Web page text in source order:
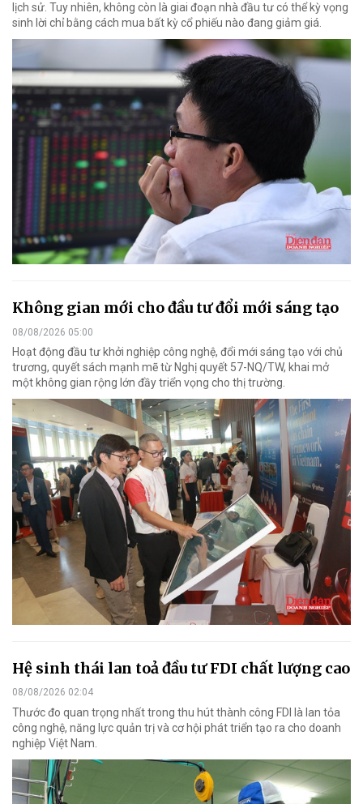
lịch sử. Tuy nhiên, không còn là giai đoạn nhà đầu tư có thể kỳ vọng
sinh lời chỉ bằng cách mua bất kỳ cổ phiếu nào đang giảm giá.
Không gian mới cho đầu tư đổi mới sáng tạo
08/08/2026 05:00
Hoạt động đầu tư khởi nghiệp công nghệ, đổi mới sáng tạo với chủ
trương, quyết sách mạnh mẽ từ Nghị quyết 57-NQ/TW, khai mở
một không gian rộng lớn đầy triển vọng cho thị trường.
Hệ sinh thái lan toả đầu tư FDI chất lượng cao
08/08/2026 02:04
Thước đo quan trọng nhất trong thu hút thành công FDI là lan tỏa
công nghệ, năng lực quản trị và cơ hội phát triển tạo ra cho doanh
nghiệp Việt Nam.